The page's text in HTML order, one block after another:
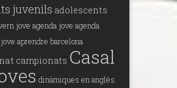
juvenils adolescents
jove agenda jove agenda
aprendre barcelona
campionats Casal
dinàmiques en anglès